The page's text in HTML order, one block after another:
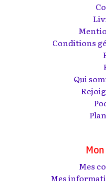
Conditions
Qui
Mes
Mes